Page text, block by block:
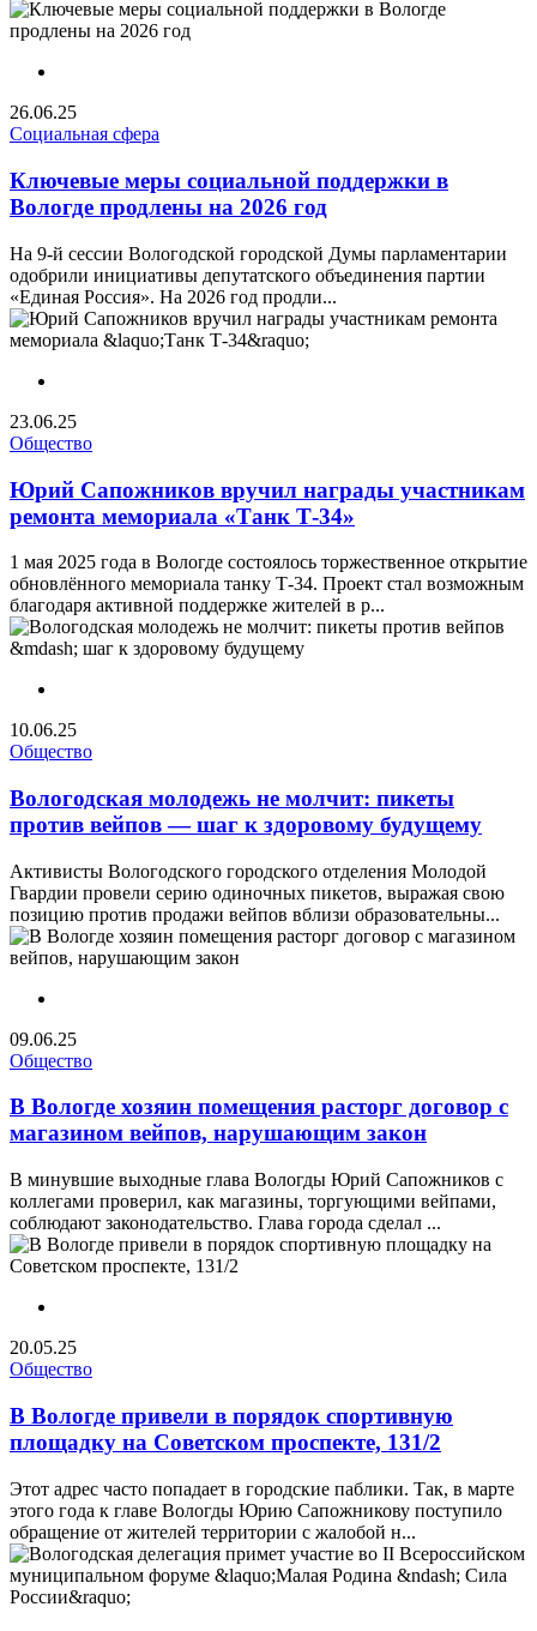
26.06.25
Социальная сфера
Ключевые меры социальной поддержки в
Вологде продлены на 2026 год
На 9-й сессии Вологодской городской Думы парламентарии
одобрили инициативы депутатского объединения партии
«Единая Россия». На 2026 год продли...
23.06.25
Общество
Юрий Сапожников вручил награды участникам
ремонта мемориала «Танк Т-34»
1 мая 2025 года в Вологде состоялось торжественное открытие
обновлённого мемориала танку Т-34. Проект стал возможным
благодаря активной поддержке жителей в р...
10.06.25
Общество
Вологодская молодежь не молчит: пикеты
против вейпов — шаг к здоровому будущему
Активисты Вологодского городского отделения Молодой
Гвардии провели серию одиночных пикетов, выражая свою
позицию против продажи вейпов вблизи образовательны...
09.06.25
Общество
В Вологде хозяин помещения расторг договор с
магазином вейпов, нарушающим закон
В минувшие выходные глава Вологды Юрий Сапожников с
коллегами проверил, как магазины, торгующими вейпами,
соблюдают законодательство. Глава города сделал ...
20.05.25
Общество
В Вологде привели в порядок спортивную
площадку на Советском проспекте, 131/2
Этот адрес часто попадает в городские паблики. Так, в марте
этого года к главе Вологды Юрию Сапожникову поступило
обращение от жителей территории с жалобой н...